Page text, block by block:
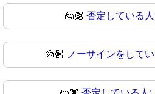
🙍🏽 否定している
🙍🏾 ノーサインをして